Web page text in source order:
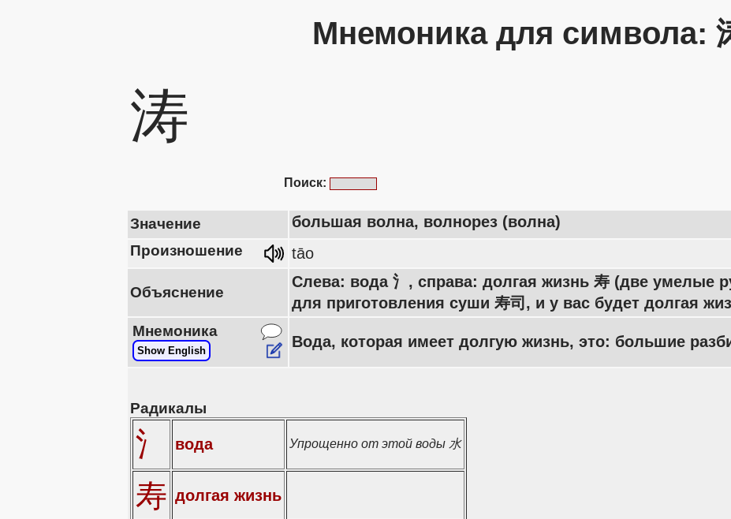
Мнемоника для символа:
涛
Поиск:
Значение большая волна, волнорез (волна)
Произношение tāo
Объяснение
Слева: вода 氵, справа: долгая жизнь 寿 (две умелые
для приготовления суши 寿司, и у вас будет долгая
Мнемоника
Show English
Вода, которая имеет долгую жизнь, это: большие
Радикалы
氵 вода Упрощенно от этой воды 水
寿 долгая жизнь